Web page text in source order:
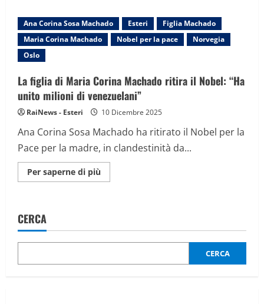
Nobel
venezuelana
Machado
è
affaccia
dal
balcone
Ana Corina Sosa Machado Esteri
Figlia Machado
Maria Corina Machado
Nobel per la pace
Norvegia
Oslo
La figlia di Maria Corina Machado ritira il Nobel: “Ha
unito milioni di venezuelani”
RaiNews - Esteri 10 Dicembre 2025
Ana Corina Sosa Machado ha ritirato il Nobel per la
Pace per la madre, in clandestinità da...
Per saperne di più
informazioni
Corina
ritira
Nobel:
CERCA
CERCA